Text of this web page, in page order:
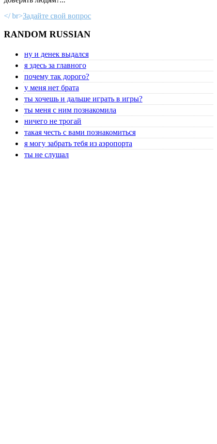
</ br>Задайте свой вопрос
RANDOM RUSSIAN
ну и денек выдался
я здесь за главного
почему так дорого?
у меня нет брата
ты хочешь и дальше играть в игры?
ты меня с ним познакомила
ничего не трогай
такая честь с вами познакомиться
я могу забрать тебя из аэропорта
ты не слушал